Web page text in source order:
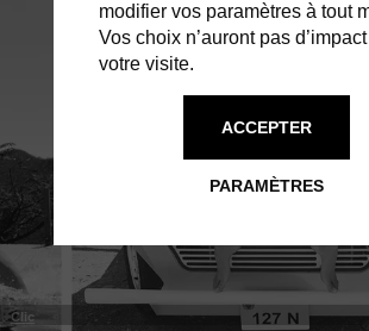
Clic
SHOPPING
modifier vos paramètres à tout
Vos choix n’auront pas
votre visite.
PARAMÈTRES
ACCEPTER